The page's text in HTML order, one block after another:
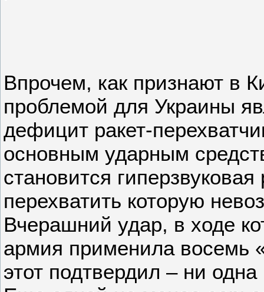
Впрочем, как признают в
проблемой для Украины
дефицит ракет-
основным ударным
становится
перехватить которую
Вчерашний удар, в ходе
армия применила восемь
этот подтвердил – ни